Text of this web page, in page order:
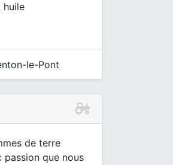
huile
le-Pont
de terre
passion que nous